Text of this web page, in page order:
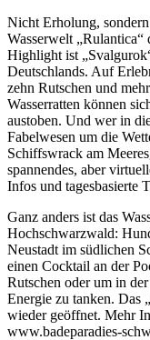
Nicht Erholung,
Wasserwelt „Rulantica“
Highlight ist
Deutschlands. Auf
zehn Rutschen und
Wasserratten können
austoben. Und wer in
Fabelwesen um die
Schiffswrack am
spannendes, aber
Infos und tagesbasierte
Ganz anders ist das
Hochschwarzwald:
Neustadt im südlichen
einen Cocktail an der
Rutschen oder um in
Energie zu tanken. Das
wieder geöffnet. Mehr
www.badeparadies-